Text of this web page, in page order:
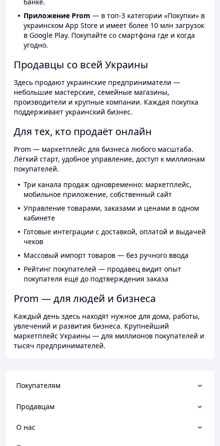
Приложение Prom — в топ-3 категории «Покупки» в
украинском App Store и имеет более 10 млн загрузок
в Google Play. Покупайте со смартфона где и когда
угодно.
Продавцы со всей Украины
Здесь продают украинские предприниматели —
небольшие мастерские, семейные магазины,
производители и крупные компании. Каждая покупка
поддерживает украинский бизнес.
Для тех, кто продаёт онлайн
Prom — маркетплейс для бизнеса любого масштаба.
Лёгкий старт, удобное управление, доступ к миллионам
покупателей.
Три канала продаж одновременно: маркетплейс,
мобильное приложение, собственный сайт
Управление товарами, заказами и ценами в одном
кабинете
Готовые интеграции с доставкой, оплатой и выдачей
чеков
Массовый импорт товаров — без ручного ввода
Рейтинг покупателей — продавец видит опыт
покупателя ещё до подтверждения заказа
Prom — для людей и бизнеса
Каждый день здесь находят нужное для дома, работы,
увлечений и развития бизнеса. Крупнейший
маркетплейс Украины — для миллионов покупателей и
тысяч предпринимателей.
Покупателям
Продавцам
О нас